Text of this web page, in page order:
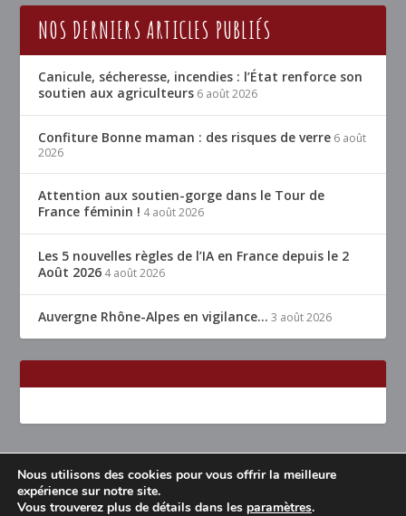
NOS DERNIERS ARTICLES PUBLIÉS
Canicule, sécheresse, incendies : l’État renforce son
soutien aux agriculteurs 6 août 2026
Confiture Bonne maman : des risques de verre 6 août
2026
Attention aux soutien-gorge dans le Tour de
France féminin ! 4 août 2026
Les 5 nouvelles règles de l’IA en France depuis le 2
Août 2026 4 août 2026
Auvergne Rhône-Alpes en vigilance… 3 août 2026
Conçu parElegant Themes | Propulsé parWordPress
Accueil Restaurants Lyon & alentours Mentions légales
Nous utilisons des cookies pour vous offrir la meilleure
expérience sur notre site.
Vous trouverez plus de détails dans les paramètres.